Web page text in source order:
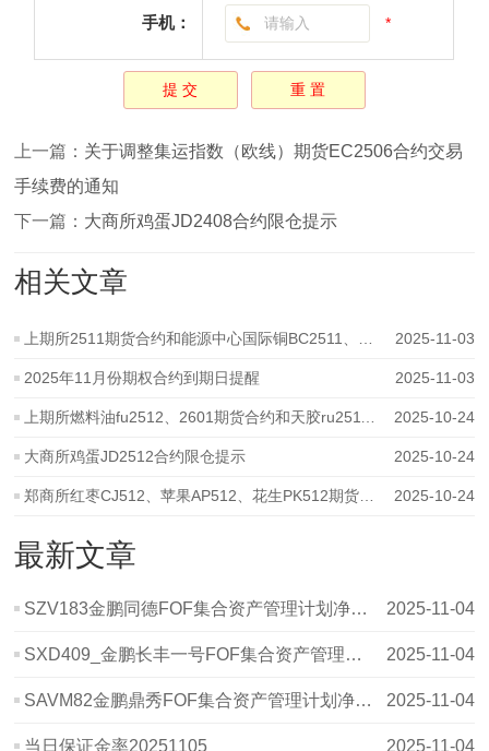
手机： *
上一篇： 关于调整集运指数（欧线）期货EC2506合约交易
手续费的通知
下一篇： 大商所鸡蛋JD2408合约限仓提示
相关文章
上期所2511期货合约和能源中心国际铜BC2511、二十号胶NR2511期货合约个人 2025-11-03
2025年11月份期权合约到期日提醒 2025-11-03
上期所燃料油fu2512、2601期货合约和天胶ru2511、2512期货期权合约限仓提示 2025-10-24
大商所鸡蛋JD2512合约限仓提示 2025-10-24
郑商所红枣CJ512、苹果AP512、花生PK512期货合约限仓变化提示 2025-10-24
最新文章
SZV183金鹏同德FOF集合资产管理计划净值波动表20251031 2025-11-04
SXD409_金鹏长丰一号FOF集合资产管理计划_20251031_净值表 2025-11-04
SAVM82金鹏鼎秀FOF集合资产管理计划净值波动表20251031 2025-11-04
当日保证金率20251105 2025-11-04